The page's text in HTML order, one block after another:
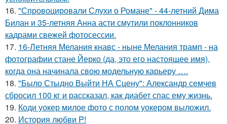
16. "Спровоцировали Слухи о Романе" - 44-летний Дима
Билан и 35-летняя Анна асти смутили поклонников
кадрами свежей фотосессии.
17. 16-Летняя Мелания кнавс - ныне Мелания трамп - на
фотографии стане Йерко (да, это его настоящее имя),
когда она начинала свою модельную карьеру ….
18. "Было Стыдно Выйти НА Сцену": Александр семчев
сбросил 100 кг и рассказал, как диабет спас ему жизнь.
19. Коди уокер милое фото с полом уокером выложил.
20. История любви P!